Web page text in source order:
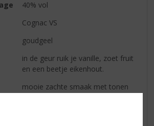
40% vol
Cognac VS
goudgeel
in de geur ruik je vanille, zoet fruit
en een beetje eikenhout.
mooie zachte smaak met tonen